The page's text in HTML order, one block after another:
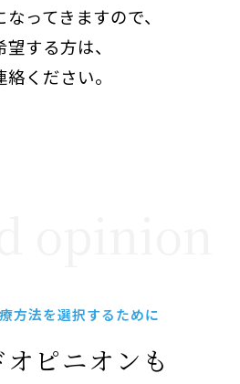
ってきますので、
する方は、
ください。
方法を選択するために
ピニオンも